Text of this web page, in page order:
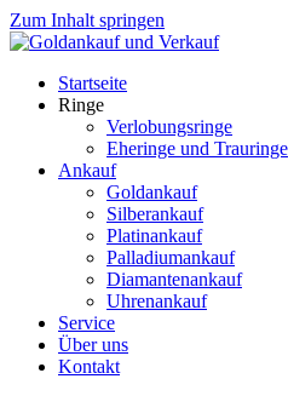
Zum Inhalt springen
Startseite
Ringe
Verlobungsringe
Eheringe und Trauringe
Ankauf
Goldankauf
Silberankauf
Platinankauf
Palladiumankauf
Diamantenankauf
Uhrenankauf
Service
Über uns
Kontakt